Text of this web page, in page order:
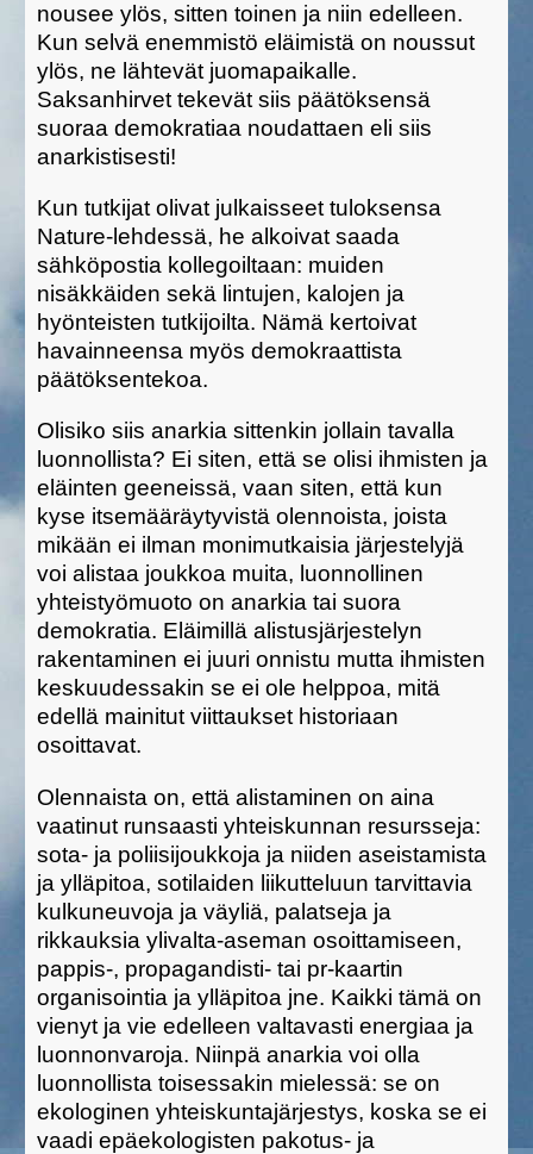
nousee ylös, sitten toinen ja niin edelleen.
Kun selvä enemmistö eläimistä on noussut
ylös, ne lähtevät juomapaikalle.
Saksanhirvet tekevät siis päätöksensä
suoraa demokratiaa noudattaen eli siis
anarkistisesti!
Kun tutkijat olivat julkaisseet tuloksensa
Nature-lehdessä, he alkoivat saada
sähköpostia kollegoiltaan: muiden
nisäkkäiden sekä lintujen, kalojen ja
hyönteisten tutkijoilta. Nämä kertoivat
havainneensa myös demokraattista
päätöksentekoa.
Olisiko siis anarkia sittenkin jollain tavalla
luonnollista? Ei siten, että se olisi ihmisten ja
eläinten geeneissä, vaan siten, että kun
kyse itsemääräytyvistä olennoista, joista
mikään ei ilman monimutkaisia järjestelyjä
voi alistaa joukkoa muita, luonnollinen
yhteistyömuoto on anarkia tai suora
demokratia. Eläimillä alistusjärjestelyn
rakentaminen ei juuri onnistu mutta ihmisten
keskuudessakin se ei ole helppoa, mitä
edellä mainitut viittaukset historiaan
osoittavat.
Olennaista on, että alistaminen on aina
vaatinut runsaasti yhteiskunnan resursseja:
sota- ja poliisijoukkoja ja niiden aseistamista
ja ylläpitoa, sotilaiden liikutteluun tarvittavia
kulkuneuvoja ja väyliä, palatseja ja
rikkauksia ylivalta-aseman osoittamiseen,
pappis-, propagandisti- tai pr-kaartin
organisointia ja ylläpitoa jne. Kaikki tämä on
vienyt ja vie edelleen valtavasti energiaa ja
luonnonvaroja. Niinpä anarkia voi olla
luonnollista toisessakin mielessä: se on
ekologinen yhteiskuntajärjestys, koska se ei
vaadi epäekologisten pakotus- ja